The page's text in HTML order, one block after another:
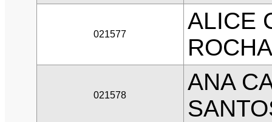
021577
ALICE
ROCHA
021578
ANA